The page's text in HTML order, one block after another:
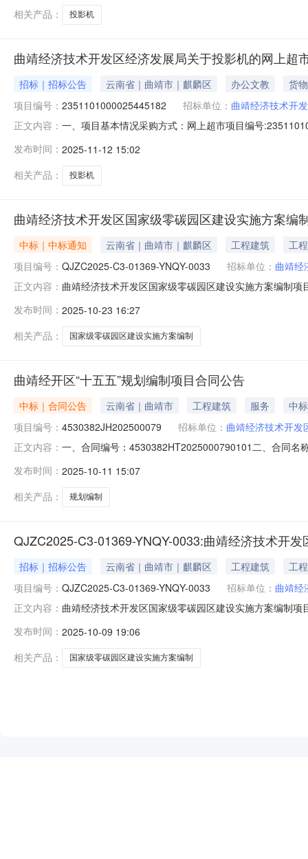
相关产品：
投影机
曲靖经济技术开发区经济发展局关于投影机的网上超
招标｜招标公告 云南省｜曲靖市｜麒麟区 办公文教
货物
项目编号： 2351101000025445182 招标单位： 曲靖经济技术开
正文内容： 一、项目基本情况采购方式：网上超市项目编号
2【运费】1二、供应商的资格要求：1.满足《中华人民
发布时间： 2025-11-12 15:02
相关产品：
投影机
曲靖经济技术开发区国家级零碳园区建设实施方案编
中标｜中标通知 云南省｜曲靖市｜麒麟区 工程建筑
工程
项目编号： QJZC2025-C3-01369-YNQY-0033 招标单位： 曲靖经
正文内容： 曲靖经济技术开发区国家级零碳园区建设实施方案编制
自由贸易试验区苏州片区苏州工业园区置业商务广场1幢
发布时间： 2025-10-23 16:27
相关产品：
国家级零碳园区建设实施方案编制
曲靖经开区“十五五”规划编制项目合同公告
中标｜合同公告 云南省｜曲靖市 工程建筑 服务
中
项目编号： 4530382JH202500079 招标单位： 曲靖经济技术开发
正文内容： 一、合同编号：4530382HT2025000790101二、合同名
限公司地址：天津经济技术开发区第二大街61号泰达
发布时间： 2025-10-11 15:07
相关产品：
规划编制
QJZC2025-C3-01369-YNQY-0033:曲靖经济技术开
招标｜招标公告 云南省｜曲靖市｜麒麟区 工程建筑
工程
项目编号： QJZC2025-C3-01369-YNQY-0033 招标单位： 曲靖经
正文内容： 曲靖经济技术开发区国家级零碳园区建设实施方案编制
时间，法定节假日除外）响应文件递交地点请登录政采云
发布时间： 2025-10-09 19:06
相关产品：
国家级零碳园区建设实施方案编制